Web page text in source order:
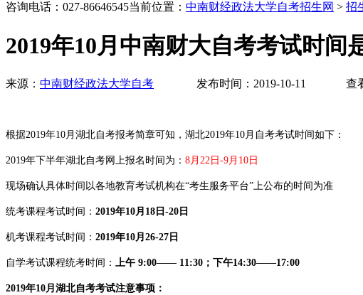
咨询电话：027-86646545当前位置： 中南财经政法大学自考招生网 > 招
2019年10月中南财大自考考试时间
来源： 中南财经政法大学自考 发布时间：2019-10-11 查看
根据2019年10月湖北自考报考简章可知，湖北2019年10月自考考试时间如下：
2019年下半年湖北自考网上报名时间为： 8月22日-9月10日
现场确认具体时间以各地教育考试机构在“考生服务平台”上公布的时间为准
统考课程考试时间： 2019年10月18日-20日
机考课程考试时间： 2019年10月26-27日
自学考试课程统考时间： 上午 9:00—— 11:30；下午14:30——17:00
2019年10月湖北自考考试注意事项：